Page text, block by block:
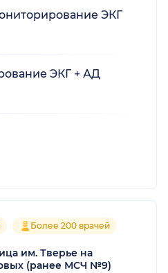
ЭКГ
ЭКГ + АД
Более 200 врачей
им. Тверье на
(ранее МСЧ №9)